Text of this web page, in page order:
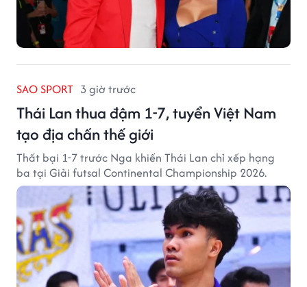
SAO SPORT 3 giờ trước
Thái Lan thua đậm 1-7, tuyển Việt Nam
tạo địa chấn thế giới
Thất bại 1-7 trước Nga khiến Thái Lan chỉ xếp hạng
ba tại Giải futsal Continental Championship 2026.